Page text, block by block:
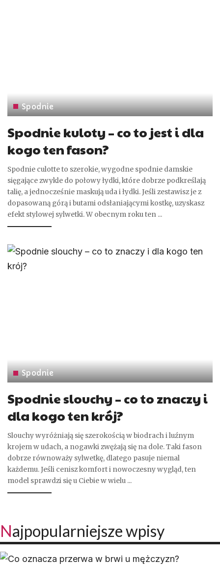
Spodnie
Spodnie kuloty – co to jest i dla
kogo ten fason?
Spodnie culotte to szerokie, wygodne spodnie damskie
sięgające zwykle do połowy łydki, które dobrze podkreślają
talię, a jednocześnie maskują uda i łydki. Jeśli zestawisz je z
dopasowaną górą i butami odsłaniającymi kostkę, uzyskasz
efekt stylowej sylwetki. W obecnym roku ten ...
Spodnie
Spodnie slouchy – co to znaczy i
dla kogo ten krój?
Slouchy wyróżniają się szerokością w biodrach i luźnym
krojem w udach, a nogawki zwężają się na dole. Taki fason
dobrze równoważy sylwetkę, dlatego pasuje niemal
każdemu. Jeśli cenisz komfort i nowoczesny wygląd, ten
model sprawdzi się u Ciebie w wielu ...
Najpopularniejsze wpisy